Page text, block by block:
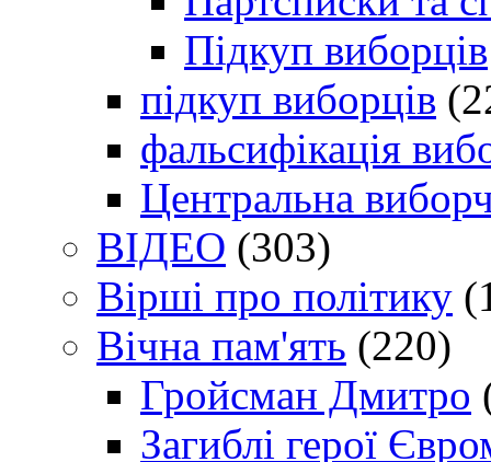
Підкуп виборців
підкуп виборців
фальсифікація
Центральна
ВІДЕО (303)
Вірші про політику
Вічна пам'ять (220)
Гройсман Дмитро
Загиблі герої